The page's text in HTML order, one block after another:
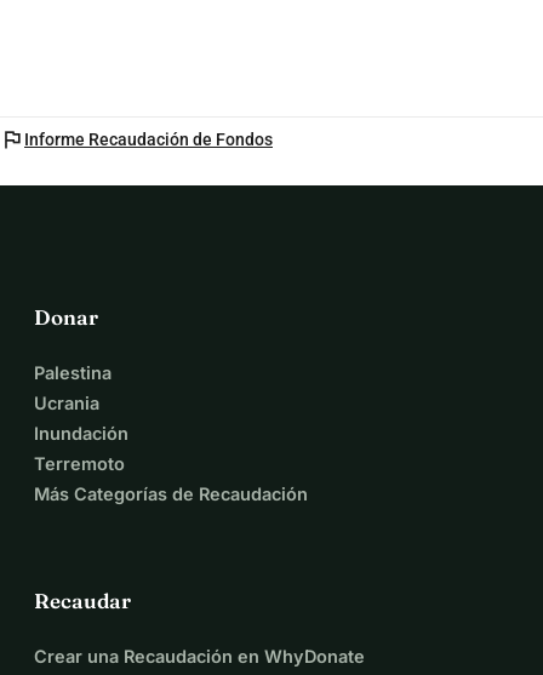
flag Informe Recaudación de Fondos
Donar
Palestina
Ucrania
Inundación
Terremoto
Más Categorías de Recaudación
Recaudar
Crear una Recaudación en WhyDonate